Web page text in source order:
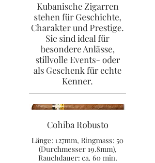
Kubanische Zigarren
stehen für Geschichte,
Charakter und Prestige.
Sie sind ideal für
besondere Anlässe,
stillvolle Events- oder
als Geschenk für echte
Kenner.
Cohiba Robusto
Länge: 127mm, Ringmass: 50
(Durchmesser 19.8mm),
Rauchdauer: ca. 60 min.